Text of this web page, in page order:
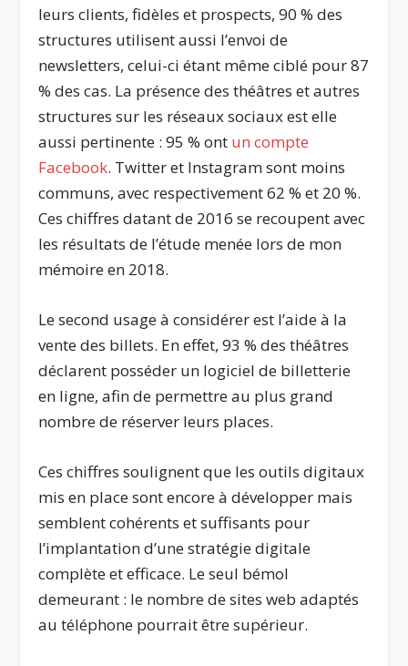
leurs clients, fidèles et prospects, 90 % des
structures utilisent aussi l’envoi de
newsletters, celui-ci étant même ciblé pour 87
% des cas. La présence des théâtres et autres
structures sur les réseaux sociaux est elle
aussi pertinente : 95 % ont un compte
Facebook. Twitter et Instagram sont moins
communs, avec respectivement 62 % et 20 %.
Ces chiffres datant de 2016 se recoupent avec
les résultats de l’étude menée lors de mon
mémoire en 2018.
Le second usage à considérer est l’aide à la
vente des billets. En effet, 93 % des théâtres
déclarent posséder un logiciel de billetterie
en ligne, afin de permettre au plus grand
nombre de réserver leurs places.
Ces chiffres soulignent que les outils digitaux
mis en place sont encore à développer mais
semblent cohérents et suffisants pour
l’implantation d’une stratégie digitale
complète et efficace. Le seul bémol
demeurant : le nombre de sites web adaptés
au téléphone pourrait être supérieur.